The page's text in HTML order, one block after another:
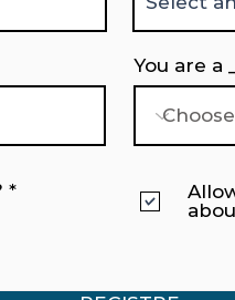
You are a
*